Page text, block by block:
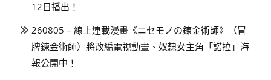
12日播出！
260805 – 線上連載漫畫《ニセモノの錬金術師》（冒
牌鍊金術師）將改編電視動畫、奴隸女主角「諾拉」海
報公開中！